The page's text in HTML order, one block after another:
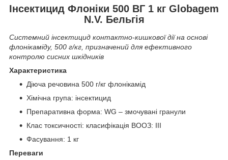
Інсектицид Флоніки 500 ВГ 1 кг Globagem
N.V. Бельгія
Системний інсектицид контактно-кишкової дії на основі
флонікаміду, 500 г/кг, призначений для ефективного
контролю сисних шкідників
Характеристика
Діюча речовина 500 г/кг флонікамід
Хімічна група: інсектицид
Препаративна форма: WG – змочувані гранули
Клас токсичності: класифікація ВООЗ: III
Фасування: 1 кг
Переваги